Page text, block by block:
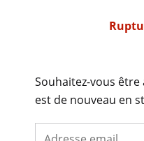
Souhaitez-vous
est de nouveau en